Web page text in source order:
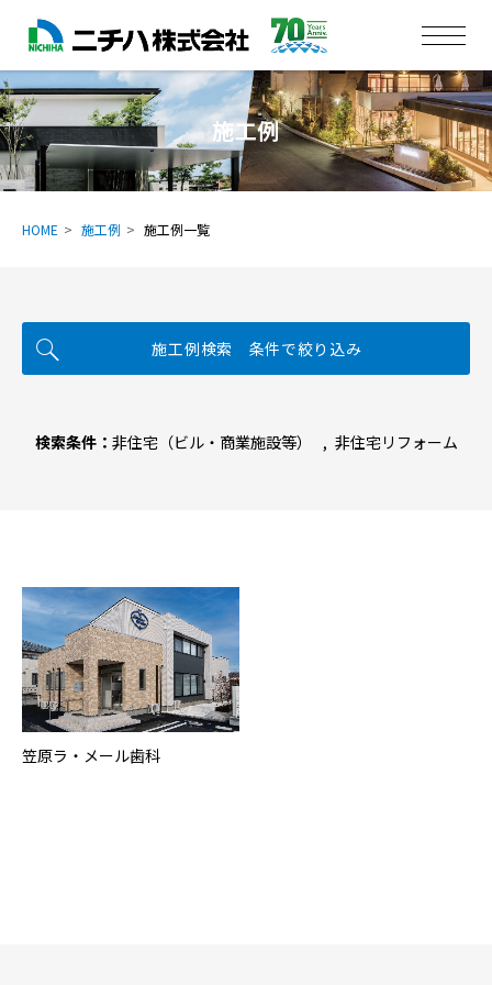
施工例
HOME 施工例 施工例一覧
施工例検索 条件で絞り込み
検索条件： 非住宅（ビル・商業施設等） 非住宅リフォーム
笠原ラ・メール歯科